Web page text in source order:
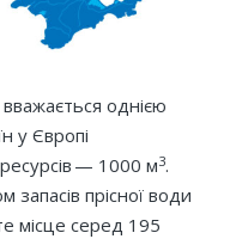
однією
у Європі
— 1000 м3.
прісної води
місце серед 195